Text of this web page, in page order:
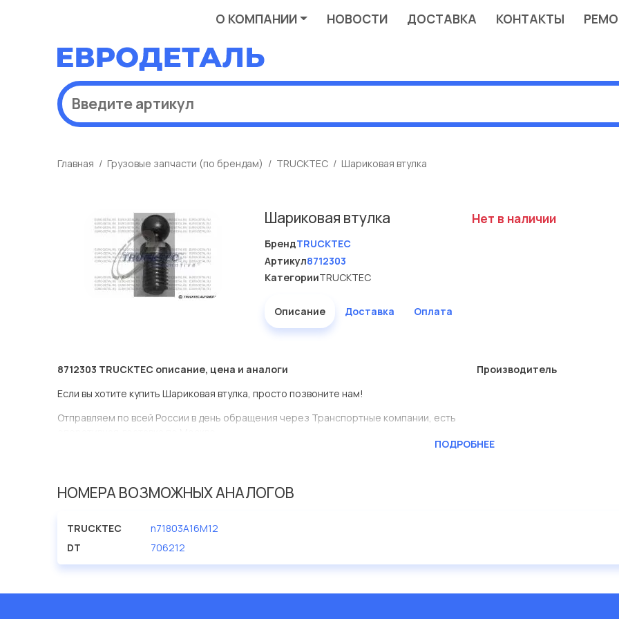
О КОМПАНИИ НОВОСТИ ДОСТАВКА КОНТАКТЫ
Главная Грузовые запчасти (по брендам) TRUCKTEC Шариковая втулка
Шариковая втулка
БрендTRUCKTEC
Артикул8712303
КатегорииTRUCKTEC
Нет в наличии
Описание Доставка Оплата
8712303 TRUCKTEC описание, цена и аналоги
Если вы хотите купить Шариковая втулка, просто позвоните нам!
Отправляем по всей России в день обращения через Транспортные компании, есть
Мы продаем сертифицированные колодки тормозные дисковые с гарантией от
Производитель
ПОДРОБНЕЕ
НОМЕРА ВОЗМОЖНЫХ АНАЛОГОВ
TRUCKTEC
n71803A16M12
DT
706212